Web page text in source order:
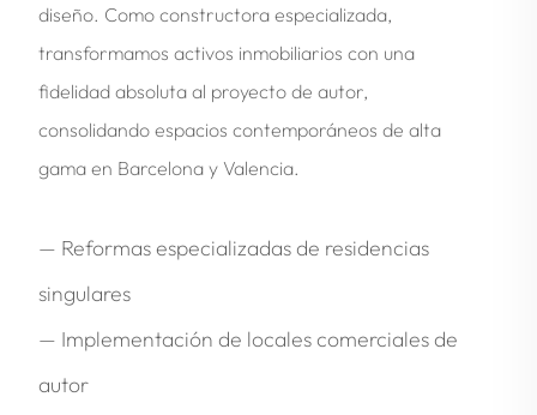
diseño. Como constructora especializada,
transformamos activos inmobiliarios con una
fidelidad absoluta al proyecto de autor,
consolidando espacios contemporáneos de alta
gama en Barcelona y Valencia.
— Reformas especializadas de residencias
singulares
— Implementación de locales comerciales de
autor